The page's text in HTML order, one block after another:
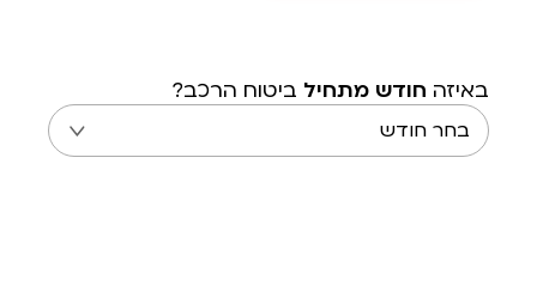
באיזה חודש מתחיל ביטוח הרכב?